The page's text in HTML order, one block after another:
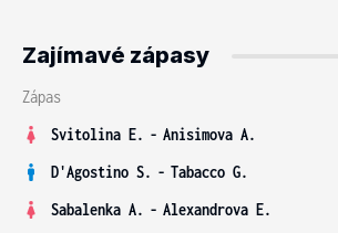
Zajímavé zápasy
Zápas
Svitolina E. - Anisimova A.
D'Agostino S. - Tabacco G.
Sabalenka A. - Alexandrova E.